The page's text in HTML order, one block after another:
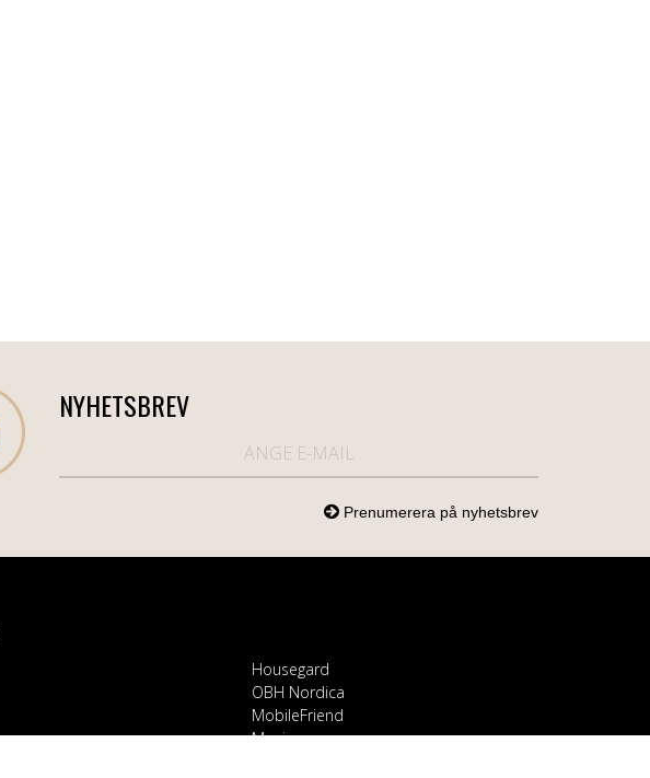
NYHETSBREV
Housegard
OBH Nordica
MobileFriend
Mozi